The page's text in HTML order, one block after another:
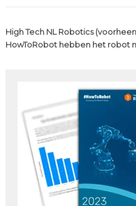
High Tech NL Robotics
HowToRobot hebben het robot